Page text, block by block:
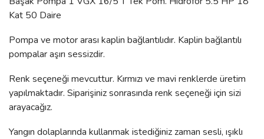
Kat 50 Daire
Pompa ve motor arası kaplin bağlantılıdır. Kaplin bağlantılı
pompalar aşırı sessizdir.
Renk seçeneği mevcuttur. Kırmızı ve mavi renklerde üretim
yapılmaktadır. Siparişiniz sonrasında renk seçeneği için sizi
arayacağız.
Yangın dolaplarında kullanmak istediğiniz zaman sesli, ışıklı